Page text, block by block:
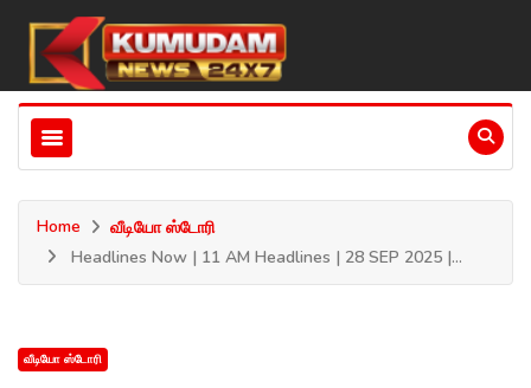
Home
வீடியோ ஸ்டோரி
Headlines Now | 11 AM Headlines | 28 SEP 2025 |...
வீடியோ ஸ்டோரி